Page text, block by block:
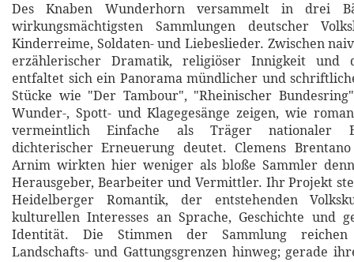
Des Knaben Wunderhorn versammelt in drei
wirkungsmächtigsten Sammlungen deutscher
Kinderreime, Soldaten- und Liebeslieder. Zwischen
erzählerischer Dramatik, religiöser Innigkeit und
entfaltet sich ein Panorama mündlicher und
Stücke wie "Der Tambour", "Rheinischer
Wunder-, Spott- und Klagegesänge zeigen, wie
vermeintlich Einfache als Träger nationaler
dichterischer Erneuerung deutet. Clemens
Arnim wirkten hier weniger als bloße Sammler
Herausgeber, Bearbeiter und Vermittler. Ihr Projekt
Heidelberger Romantik, der entstehenden
kulturellen Interesses an Sprache, Geschichte und
Identität. Die Stimmen der Sammlung reichen
Landschafts- und Gattungsgrenzen hinweg; gerade